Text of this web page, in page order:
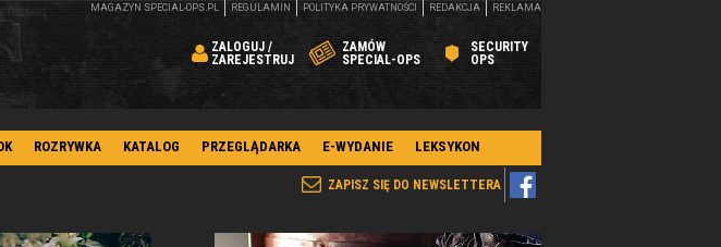
ZALOGUJ /
ZAREJESTRUJ
ZAMÓW
SPECIAL-OPS
SECURITY
OPS
MAGAZYN SPECIAL-OPS.PL REGULAMIN POLITYKA PRYWATNOŚCI REDAKCJA REKLAMA
ROZRYWKA KATALOG PRZEGLĄDARKA E-WYDANIE LEKSYKON
ZAPISZ SIĘ DO NEWSLETTERA